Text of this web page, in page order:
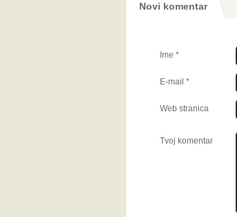
Novi komentar
Ime *
E-mail *
Web stranica
Tvoj komentar